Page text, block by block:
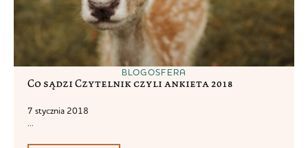
BLOGOSFERA
Co sądzi Czytelnik czyli ankieta 2018
7 stycznia 2018
...